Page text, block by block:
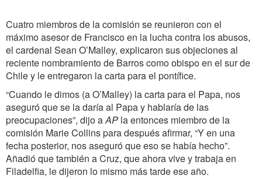
Cuatro miembros de la comisión se reunieron con el
máximo asesor de Francisco en la lucha contra los abusos,
el cardenal Sean O’Malley, explicaron sus objeciones al
reciente nombramiento de Barros como obispo en el sur de
Chile y le entregaron la carta para el pontífice.
“Cuando le dimos (a O’Malley) la carta para el Papa, nos
aseguró que se la darí­a al Papa y hablaría­ de las
preocupaciones”, dijo aAP la entonces miembro de la
comisión Marie Collins para después afirmar, “Y en una
fecha posterior, nos aseguró que eso se habí­a hecho”.
Añadió que también a Cruz, que ahora vive y trabaja en
Filadelfia, le dijeron lo mismo más tarde ese año.